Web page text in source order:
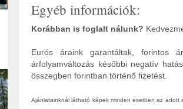
Egyéb információk:
Korábban is foglalt nálunk?
Eurós áraink garantáltak, forintos
árfolyamváltozás későbbi negatív
összegben forintban történő fizetést.
Ajánlatainknál látható képek minden esetben az adott